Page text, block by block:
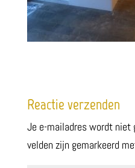
Reactie verzenden
Je e-mailadres wordt niet
velden zijn gemarkeerd